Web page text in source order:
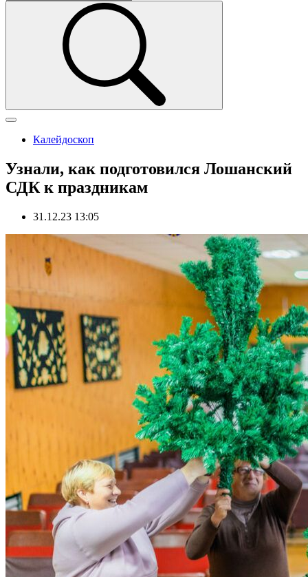
Калейдоскоп
Узнали, как подготовился Лошанский
СДК к праздникам
31.12.23 13:05